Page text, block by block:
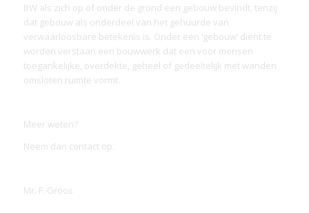
BW als zich op of onder de grond een gebouw bevindt, tenzij
dat gebouw als onderdeel van het gehuurde van
verwaarloosbare betekenis is. Onder een ‘gebouw’ dient te
worden verstaan een bouwwerk dat een voor mensen
toegankelijke, overdekte, geheel of gedeeltelijk met wanden
omsloten ruimte vormt.
Meer weten?
Neem dan contact op.
Mr. F. Groos